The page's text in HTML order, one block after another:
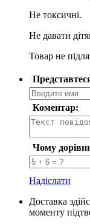
Не токсичні.
Не давати
Товар не
Коментар:
Чому
Надіслати
Доставка
моменту